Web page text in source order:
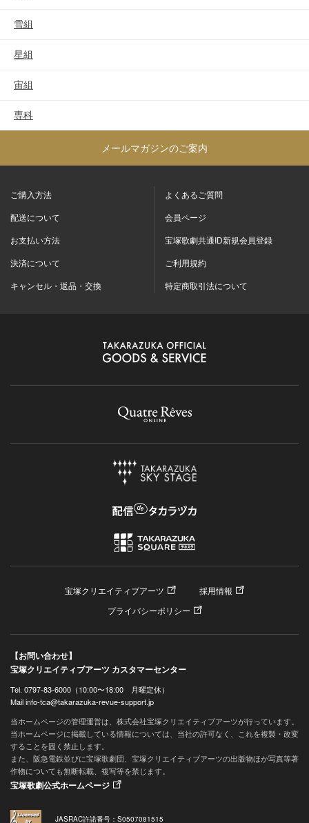
雪組
星組
宙組
専科
メールマガジンのご案内
ご購入方法
配送について
お支払い方法
決済について
キャンセル・返品・交換
よくあるご質問
会員ページ
宝塚歌劇共通ID新規会員登録
ご利用規約
特定商取引法について
宝塚クリエイティブアーツ
採用情報
プライバシーポリシー
【お問い合わせ】
宝塚クリエイティブアーツ カスタマーセンター
Tel. 0797-83-6000（10:00〜18:00 月曜定休）
Mail info-tca@takarazuka-revue-support.jp
当ホームページの管理運営は、株式会社宝塚クリエイティブアーツが行っています。
当ホームページに掲載している情報については、当社の許可なく、これを複製・改変
することを固く禁止します。
また、阪急電鉄並びに宝塚歌劇団、宝塚クリエイティブアーツの出版物ほか写真等著
作物についても無断転載、複写等を禁じます。
宝塚歌劇公式ホームページ
JASRAC許諾番号：S0507081515